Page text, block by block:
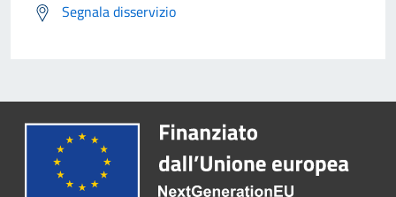
Segnala disservizio